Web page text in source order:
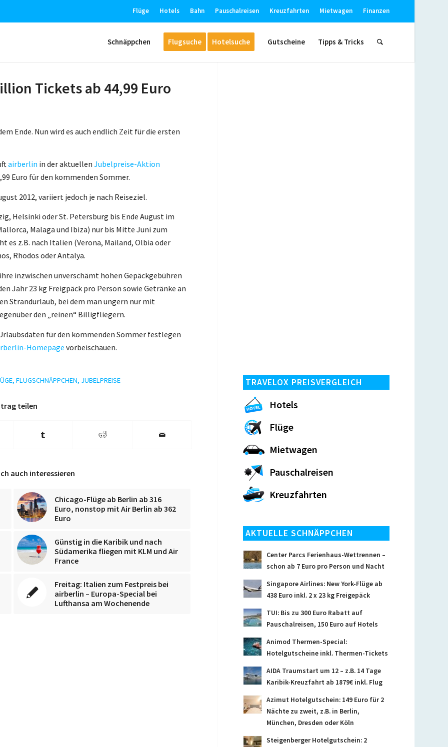
Flüge Hotels Bahn Pauschalreisen Kreuzfahrten Mietwagen Finanzen
Schnäppchen Flugsuche Hotelsuche Gutscheine Tipps & Tricks
Tickets ab 44,99 Euro
Ende. Nun wird es auch endlich Zeit für die ersten
airberlin in der aktuellenJubelpreise-Aktion
Euro für den kommenden Sommer.
2012, variiert jedoch je nach Reiseziel.
Helsinki oder St. Petersburg bis Ende August im
Malaga und Ibiza) nur bis Mitte Juni zum
es z.B. nach Italien (Verona, Mailand, Olbia oder
Rhodos oder Antalya.
inzwischen unverschämt hohen Gepäckgebühren
Jahr 23 kg Freigpäck pro Person sowie Getränke an
Strandurlaub, bei dem man ungern nur mit
den „reinen“ Billigfliegern.
für den kommenden Sommer festlegen
Homepage vorbeischauen.
, FLUGSCHNÄPPCHEN, JUBELPREISE
teilen
auch interessieren
Chicago-Flüge ab Berlin ab 316
Euro, nonstop mit Air Berlin ab 362
Euro
Günstig in die Karibik und nach
Südamerika fliegen mit KLM und Air
France
Freitag: Italien zum Festpreis bei
airberlin – Europa-Special bei
Lufthansa am Wochenende
TRAVELOX PREISVERGLEICH
Hotels
Flüge
Mietwagen
Pauschalreisen
Kreuzfahrten
AKTUELLE SCHNÄPPCHEN
Center Parcs Ferienhaus-Wettrennen –
schon ab 7 Euro pro Person und Nacht
Singapore Airlines: New York-Flüge ab
438 Euro inkl. 2 x 23 kg Freigepäck
TUI: Bis zu 300 Euro Rabatt auf
Pauschalreisen, 150 Euro auf Hotels
Animod Thermen-Special:
Hotelgutscheine inkl. Thermen-Tickets
AIDA Traumstart um 12 – z.B. 14 Tage
Karibik-Kreuzfahrt ab 1879€ inkl. Flug
Azimut Hotelgutschein: 149 Euro für 2
Nächte zu zweit, z.B. in Berlin,
München, Dresden oder Köln
Steigenberger Hotelgutschein: 2